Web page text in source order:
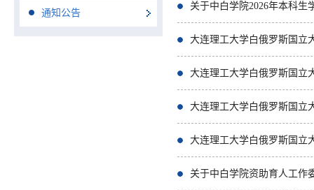
通知公告
关于中白学院2026年本科生
大连理工大学白俄罗斯国立
大连理工大学白俄罗斯国立
大连理工大学白俄罗斯国立
大连理工大学白俄罗斯国立
关于中白学院资助育人工作